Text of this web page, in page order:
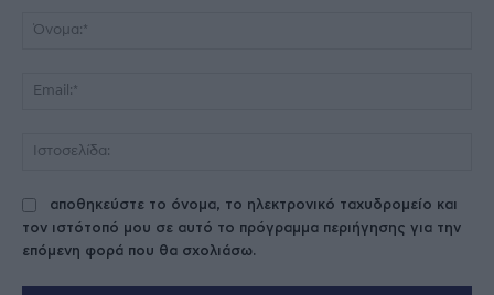
αποθηκεύστε το όνομα, το ηλεκτρονικό ταχυδρομείο και
τον ιστότοπό μου σε αυτό το πρόγραμμα περιήγησης για την
επόμενη φορά που θα σχολιάσω.